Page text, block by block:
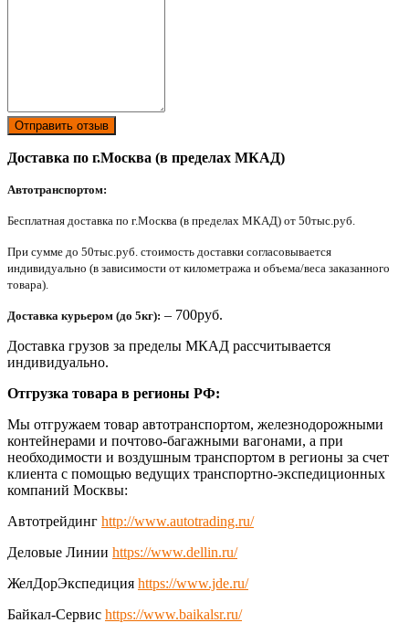
Отправить отзыв
Доставка по г.Москва (в пределах МКАД)
Автотранспортом:
Бесплатная доставка по г.Москва (в пределах МКАД) от 50тыс.руб.
При сумме до 50тыс.руб. стоимость доставки согласовывается
индивидуально (в зависимости от километража и объема/веса заказанного
товара).
Доставка курьером (до 5кг): – 700руб.
Доставка грузов за пределы МКАД рассчитывается
индивидуально.
Отгрузка товара в регионы РФ:
Мы отгружаем товар автотранспортом, железнодорожными
контейнерами и почтово-багажными вагонами, а при
необходимости и воздушным транспортом в регионы за счет
клиента с помощью ведущих транспортно-экспедиционных
компаний Москвы:
Автотрейдинг http://www.autotrading.ru/
Деловые Линии https://www.dellin.ru/
ЖелДорЭкспедиция https://www.jde.ru/
Байкал-Сервис https://www.baikalsr.ru/